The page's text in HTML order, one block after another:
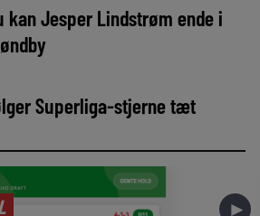
kan Jesper Lindstrøm ende i
Superliga-stjerne tæt
►